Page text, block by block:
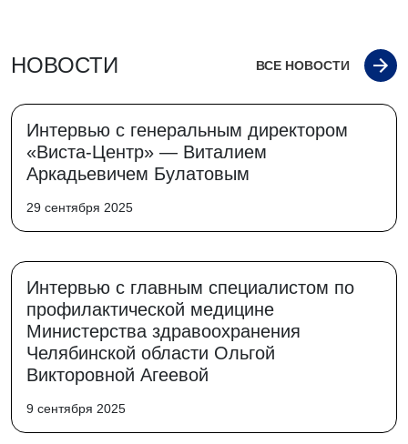
НОВОСТИ ВСЕ НОВОСТИ
Интервью с генеральным директором
«Виста-Центр» — Виталием
Аркадьевичем Булатовым
29 сентября 2025
Интервью с главным специалистом по
профилактической медицине
Министерства здравоохранения
Челябинской области Ольгой
Викторовной Агеевой
9 сентября 2025